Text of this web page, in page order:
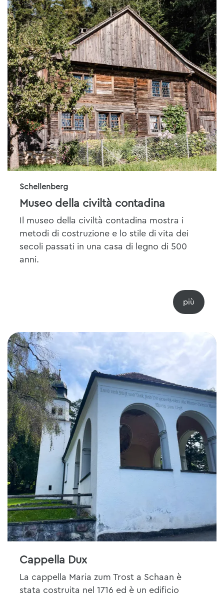
Schellenberg
Museo della civiltà contadina
Il museo della civiltà contadina mostra i
metodi di costruzione e lo stile di vita dei
secoli passati in una casa di legno di 500
anni.
Cappella Dux
La cappella Maria zum Trost a Schaan è
stata costruita nel 1716 ed è un edificio